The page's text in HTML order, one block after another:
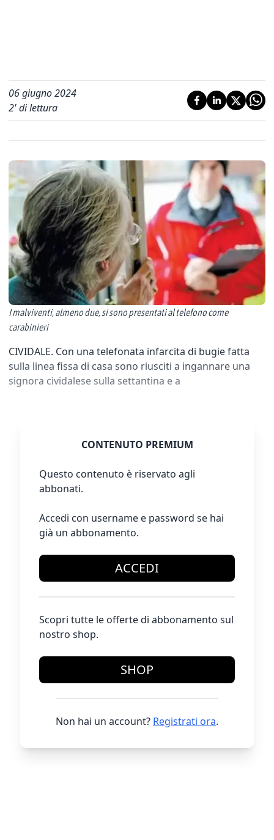
06 giugno 2024
2' di lettura
I malviventi, almeno due, si sono presentati al telefono come
carabinieri
CIVIDALE. Con una telefonata infarcita di bugie fatta
sulla linea fissa di casa sono riusciti a ingannare una
signora cividalese sulla settantina e a
CONTENUTO PREMIUM
Questo contenuto è riservato agli
abbonati.
Accedi con username e password se hai
già un abbonamento.
ACCEDI
Scopri tutte le offerte di abbonamento sul
nostro shop.
SHOP
Non hai un account? Registrati ora.